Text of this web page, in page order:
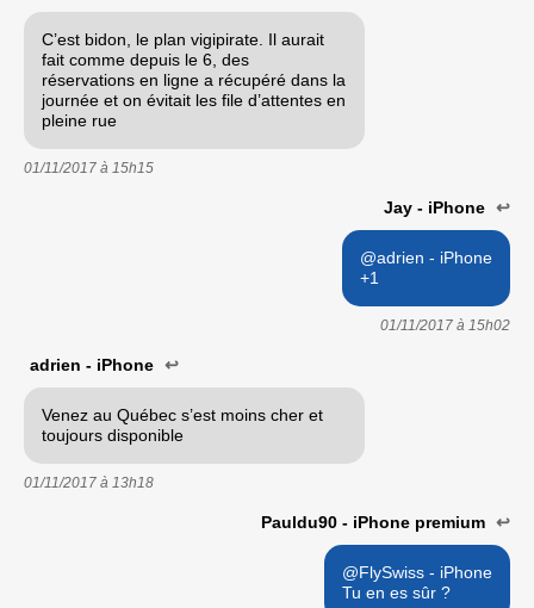
C’est bidon, le plan vigipirate. Il aurait
fait comme depuis le 6, des
réservations en ligne a récupéré dans la
journée et on évitait les file d’attentes en
pleine rue
01/11/2017 à 15h15
Jay - iPhone ↩
@adrien - iPhone
+1
01/11/2017 à 15h02
adrien - iPhone ↩
Venez au Québec s’est moins cher et
toujours disponible
01/11/2017 à 13h18
Pauldu90 - iPhone premium ↩
@FlySwiss - iPhone
Tu en es sûr ?